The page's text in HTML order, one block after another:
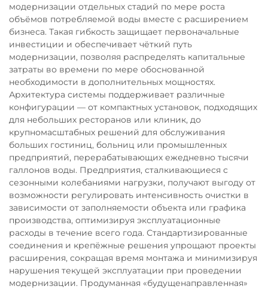
модернизации отдельных стадий по мере роста
объёмов потребляемой воды вместе с расширением
бизнеса. Такая гибкость защищает первоначальные
инвестиции и обеспечивает чёткий путь
модернизации, позволяя распределять капитальные
затраты во времени по мере обоснованной
необходимости в дополнительных мощностях.
Архитектура системы поддерживает различные
конфигурации — от компактных установок, подходящих
для небольших ресторанов или клиник, до
крупномасштабных решений для обслуживания
больших гостиниц, больниц или промышленных
предприятий, перерабатывающих ежедневно тысячи
галлонов воды. Предприятия, сталкивающиеся с
сезонными колебаниями нагрузки, получают выгоду от
возможности регулировать интенсивность очистки в
зависимости от заполняемости объекта или графика
производства, оптимизируя эксплуатационные
расходы в течение всего года. Стандартизированные
соединения и крепёжные решения упрощают проекты
расширения, сокращая время монтажа и минимизируя
нарушения текущей эксплуатации при проведении
модернизации. Продуманная «будущенаправленная»